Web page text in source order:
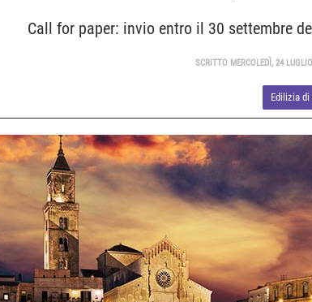
Call for paper: invio entro il 30 settembre
SCRITTO MERCOLEDÌ, 24
Edilizia di